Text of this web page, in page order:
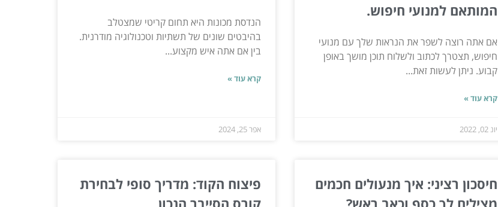
המותאם למנועי חיפוש.
אם אתה רוצה לשפר את הנראות שלך עם מנועי
חיפוש, תצטרך לכתוב ולשלוח תוכן מושך באופן
קבוע. ניתן לעשות זאת...
קרא עוד »
יונ 02, 2022
הנדסת מכונות היא תחום קריטי שמצטלב
בהיבטים שונים של תשתיות וטכנולוגיה מודרנית.
בין אם אתה איש מקצוע...
קרא עוד »
אפר 25, 2024
חיסכון רציני: איך מנעולים חכמים
מצילים לך כסף וכאב ראש?
פיצוח הקוד: מדריך סופי לבחירת
קורס הסייבר הנכון